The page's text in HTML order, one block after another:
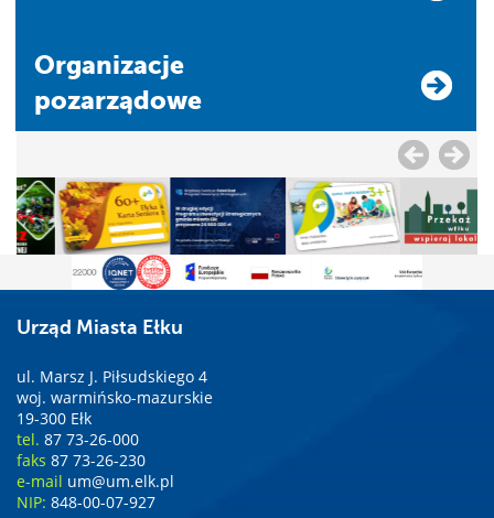
Organizacje
pozarządowe
Urząd Miasta Ełku
ul. Marsz J. Piłsudskiego 4
woj. warmińsko-mazurskie
19-300 Ełk
tel. 87 73-26-000
faks 87 73-26-230
e-mail um@um.elk.pl
NIP: 848-00-07-927